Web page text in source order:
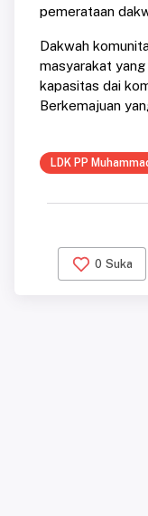
pemerataan
Dakwah
masyarakat
kapasitas dai
Berkemajuan
LDK PP
0 Suka